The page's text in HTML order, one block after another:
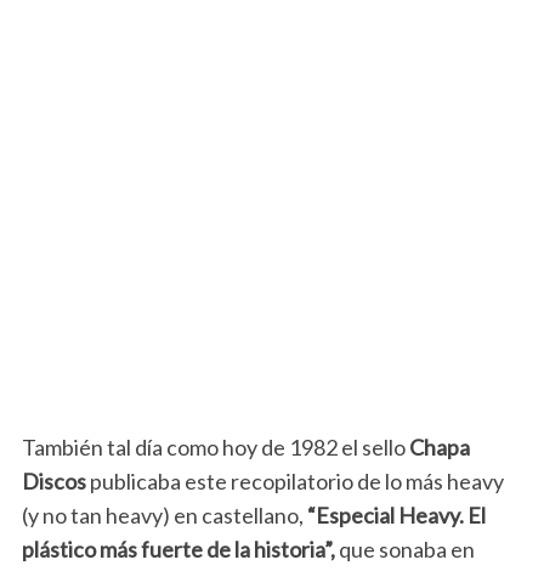
También tal día como hoy de 1982 el selloChapa
Discospublicaba este recopilatorio de lo más heavy
(y no tan heavy) en castellano, “Especial Heavy. El
plástico más fuerte de la historia”,que sonaba en